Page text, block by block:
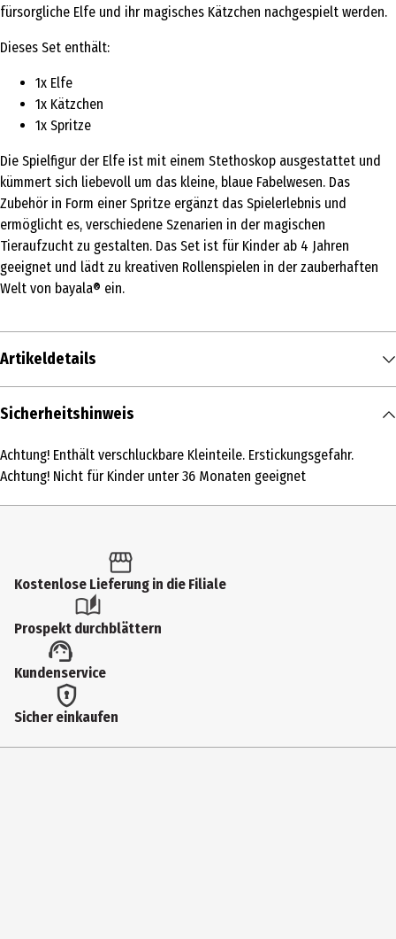
fürsorgliche Elfe und ihr magisches Kätzchen nachgespielt werden.
Dieses Set enthält:
1x Elfe
1x Kätzchen
1x Spritze
Die Spielfigur der Elfe ist mit einem Stethoskop ausgestattet und
kümmert sich liebevoll um das kleine, blaue Fabelwesen. Das
Zubehör in Form einer Spritze ergänzt das Spielerlebnis und
ermöglicht es, verschiedene Szenarien in der magischen
Tieraufzucht zu gestalten. Das Set ist für Kinder ab 4 Jahren
geeignet und lädt zu kreativen Rollenspielen in der zauberhaften
Welt von bayala® ein.
Artikeldetails
Inhalt
Produkttyp
Artikelnummer des Herstellers
Hersteller
Schleich GmbH
Herstelleradresse
Sicherheitshinweis
Achtung! Enthält verschluckbare Kleinteile. Erstickungsgefahr.
Achtung! Nicht für Kinder unter 36 Monaten geeignet
Kostenlose Lieferung in die Filiale
Prospekt durchblättern
Kundenservice
Sicher einkaufen